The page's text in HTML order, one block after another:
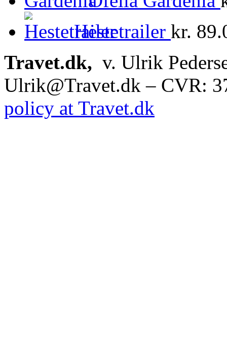
Hestetrailer kr.
Travet.dk, v. Ulrik
Ulrik@Travet.dk – CVR:
policy at Travet.dk